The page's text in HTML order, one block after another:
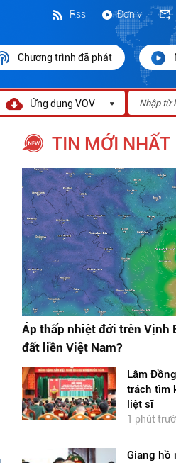
Đơn vị
Rss
Chương trình đã phát
Ứng dụng VOV
TIN MỚI NHẤT
Áp thấp nhiệt đới trên Vịnh
đất liền Việt Nam?
Lâm
trách tìm
liệt sĩ
1 phút
Giang hồ